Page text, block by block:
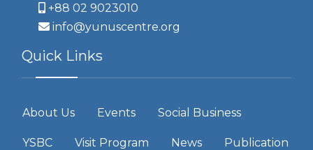
+88 02 9023010
info@yunuscentre.org
Quick Links
About Us Events Social Business
YSBC Visit Program News Publication